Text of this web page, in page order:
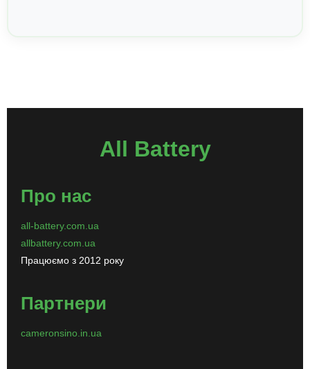
All Battery
Про нас
all-battery.com.ua
allbattery.com.ua
Працюємо з 2012 року
Партнери
cameronsino.in.ua